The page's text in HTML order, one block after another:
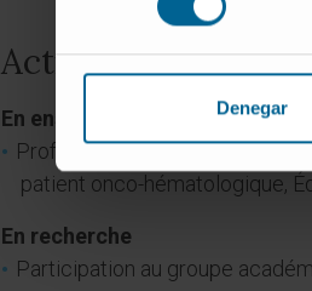
Denegar
Activité
En enseignement
Professeur clinique associé à
patient onco-hématologique,
En recherche
Participation au groupe